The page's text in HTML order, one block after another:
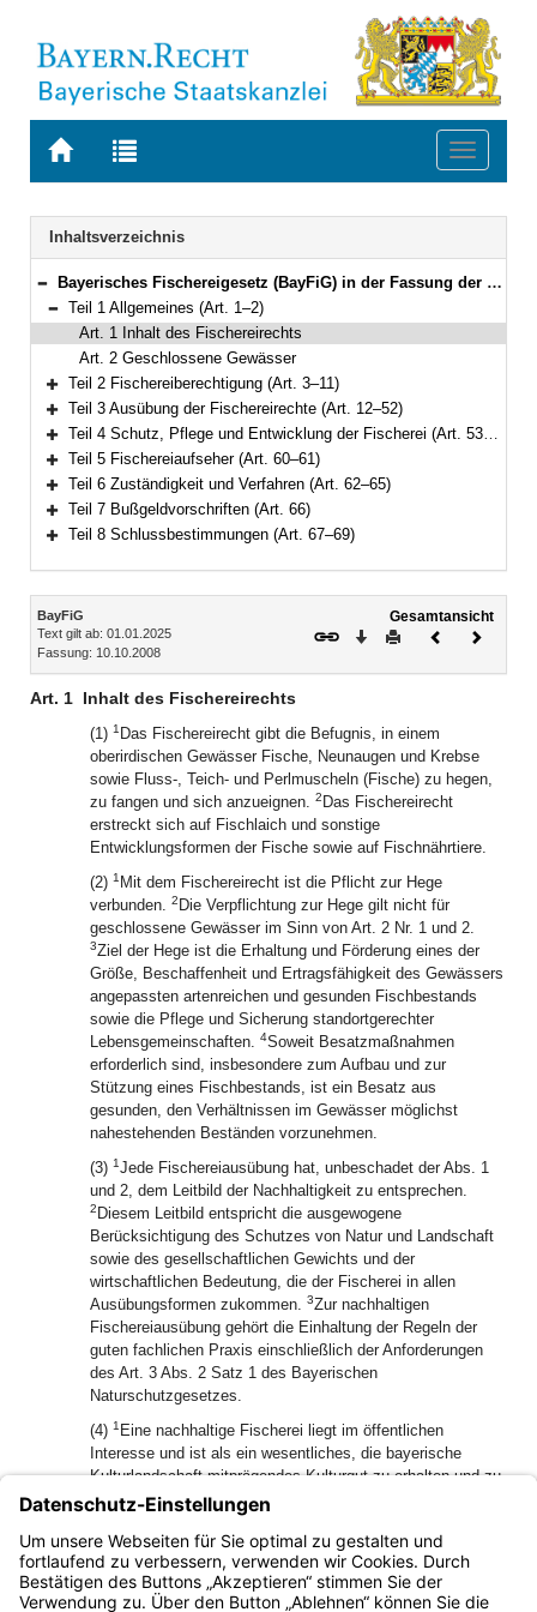
Zur
BAYERN.RECHT
Zur
letzten
Suche
Toggle
Navigation
Inhaltsverzeichnis
Bereich reduzieren
Bayerisches Fischereigesetz (BayFiG) in der Fassung der Bekanntmachung vom 10. Oktober 2008 (GVBl. S.840, 2009 S. 6) BayRS 793-1-L (Art. 1–69)
Bereich reduzieren
Teil 1 Allgemeines (Art. 1–2)
Art. 1 Inhalt des Fischereirechts
Art. 2 Geschlossene Gewässer
Bereich erweitern
Teil 2 Fischereiberechtigung (Art. 3–11)
Bereich erweitern
Teil 3 Ausübung der Fischereirechte (Art. 12–52)
Bereich erweitern
Teil 4 Schutz, Pflege und Entwicklung der Fischerei (Art. 53–59)
Bereich erweitern
Teil 5 Fischereiaufseher (Art. 60–61)
Bereich erweitern
Teil 6 Zuständigkeit und Verfahren (Art. 62–65)
Bereich erweitern
Teil 7 Bußgeldvorschriften (Art. 66)
Teil 8 Schlussbestimmungen (Art. 67–69)
Inhalt
BayFiG
Text gilt ab: 01.01.2025
Fassung: 10.10.2008
Gesamtansicht
Download
DruckenVorheriges
Art. 1 Inhalt des Fischereirechts
(1) 1 Das Fischereirecht gibt die Befugnis, in einem
oberirdischen Gewässer Fische, Neunaugen und Krebse
sowie Fluss-, Teich- und Perlmuscheln (Fische) zu hegen,
zu fangen und sich anzueignen. 2 Das Fischereirecht
erstreckt sich auf Fischlaich und sonstige
Entwicklungsformen der Fische sowie auf Fischnährtiere.
(2) 1 Mit dem Fischereirecht ist die Pflicht zur Hege
verbunden. 2 Die Verpflichtung zur Hege gilt nicht für
geschlossene Gewässer im Sinn von Art. 2 Nr. 1 und 2.
3Ziel der Hege ist die Erhaltung und Förderung eines der
Größe, Beschaffenheit und Ertragsfähigkeit des Gewässers
angepassten artenreichen und gesunden Fischbestands
sowie die Pflege und Sicherung standortgerechter
Lebensgemeinschaften. 4Soweit Besatzmaßnahmen
erforderlich sind, insbesondere zum Aufbau und zur
Stützung eines Fischbestands, ist ein Besatz aus
gesunden, den Verhältnissen im Gewässer möglichst
nahestehenden Beständen vorzunehmen.
(3) 1Jede Fischereiausübung hat, unbeschadet der Abs. 1
und 2, dem Leitbild der Nachhaltigkeit zu entsprechen.
2 Diesem Leitbild entspricht die ausgewogene
Berücksichtigung des Schutzes von Natur und Landschaft
sowie des gesellschaftlichen Gewichts und der
wirtschaftlichen Bedeutung, die der Fischerei in allen
Ausübungsformen zukommen. 3Zur nachhaltigen
Fischereiausübung gehört die Einhaltung der Regeln der
guten fachlichen Praxis einschließlich der Anforderungen
des Art. 3 Abs. 2 Satz 1 des Bayerischen
Naturschutzgesetzes.
(4) 1 Eine nachhaltige Fischerei liegt im öffentlichen
Interesse und ist als ein wesentliches, die bayerische
Kulturlandschaft mitprägendes Kulturgut zu erhalten und zu
fördern.2Abgesehen von Art. 15 Abs. 2 kann keine
Ausübungsform der nachhaltigen Fischerei an einem dafür
geeigneten oberirdischen Gewässer vollständig
ausgeschlossen werden.